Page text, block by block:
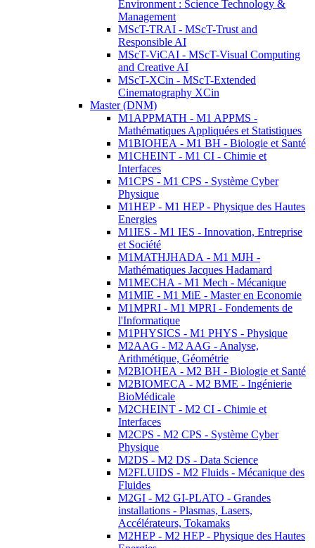
Environment : Science Technology &
Management
MScT-TRAI - MScT-Trust and
Responsible AI
MScT-ViCAI - MScT-Visual Computing
and Creative AI
MScT-XCin - MScT-Extended
Cinematography XCin
Master (DNM)
M1APPMATH - M1 APPMS -
Mathématiques Appliquées et Statistiques
M1BIOHEA - M1 BH - Biologie et Santé
M1CHEINT - M1 CI - Chimie et
Interfaces
M1CPS - M1 CPS - Système Cyber
Physique
M1HEP - M1 HEP - Physique des Hautes
Energies
M1IES - M1 IES - Innovation, Entreprise
et Société
M1MATHJHADA - M1 MJH -
Mathématiques Jacques Hadamard
M1MECHA - M1 Mech - Mécanique
M1MIE - M1 MiE - Master en Economie
M1MPRI - M1 MPRI - Fondements de
l'Informatique
M1PHYSICS - M1 PHYS - Physique
M2AAG - M2 AAG - Analyse,
Arithmétique, Géométrie
M2BIOHEA - M2 BH - Biologie et Santé
M2BIOMECA - M2 BME - Ingénierie
BioMédicale
M2CHEINT - M2 CI - Chimie et
Interfaces
M2CPS - M2 CPS - Système Cyber
Physique
M2DS - M2 DS - Data Science
M2FLUIDS - M2 Fluids - Mécanique des
Fluides
M2GI - M2 GI-PLATO - Grandes
installations - Plasmas, Lasers,
Accélérateurs, Tokamaks
M2HEP - M2 HEP - Physique des Hautes